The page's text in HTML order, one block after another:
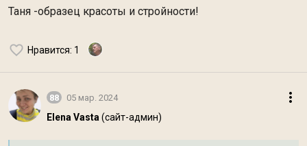
Таня -образец красоты и стройности!
Нравится: 1
88 05 мар. 2024
Elena Vasta (сайт-админ)